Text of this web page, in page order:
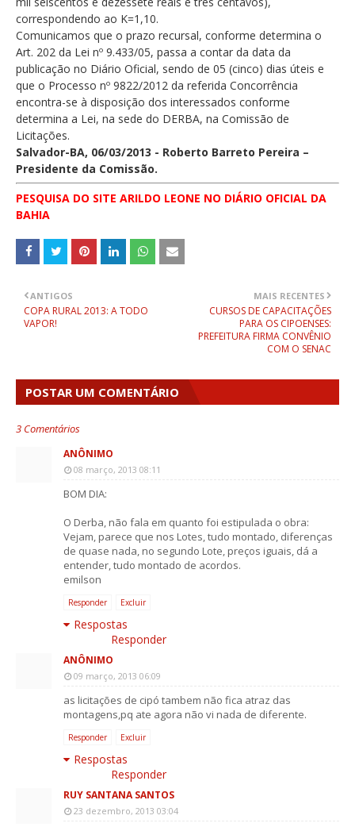
correspondendo ao K=1,10.
Comunicamos que o prazo recursal, conforme determina o
Art. 202 da Lei nº 9.433/05, passa a contar da data da
publicação no Diário Oficial, sendo de 05 (cinco) dias úteis e
que o Processo nº 9822/2012 da referida Concorrência
encontra-se à disposição dos interessados conforme
determina a Lei, na sede do DERBA, na Comissão de
Licitações.
Salvador-BA, 06/03/2013 - Roberto Barreto Pereira –
Presidente da Comissão.
PESQUISA DO SITE ARILDO LEONE NO DIÁRIO OFICIAL DA
BAHIA
MAIS RECENTES
CURSOS DE CAPACITAÇÕES
PARA OS CIPOENSES:
PREFEITURA FIRMA CONVÊNIO
COM O SENAC
ANTIGOS
COPA RURAL 2013: A TODO
VAPOR!
POSTAR UM COMENTÁRIO
3 Comentários
ANÔNIMO
08 março, 2013 08:11
BOM DIA:
O Derba, não fala em quanto foi estipulada o obra:
Vejam, parece que nos Lotes, tudo montado, diferenças
de quase nada, no segundo Lote, preços iguais, dá a
entender, tudo montado de acordos.
emilson
Responder Excluir
Respostas
Responder
ANÔNIMO
09 março, 2013 06:09
as licitações de cipó tambem não fica atraz das
montagens,pq ate agora não vi nada de diferente.
Responder Excluir
Respostas
Responder
RUY SANTANA SANTOS
23 dezembro, 2013 03:04